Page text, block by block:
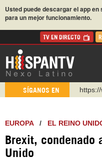
Usted puede descargar el app en
para un mejor funcionamiento.
TV EN DIRECTO
SÍGANOS EN
https://
EUROPA/ EL REINO
Brexit, condenado
Unido